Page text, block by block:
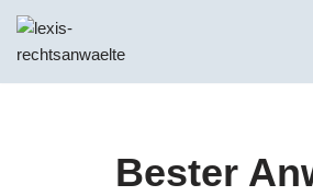
Zum
Inhalt
Bester